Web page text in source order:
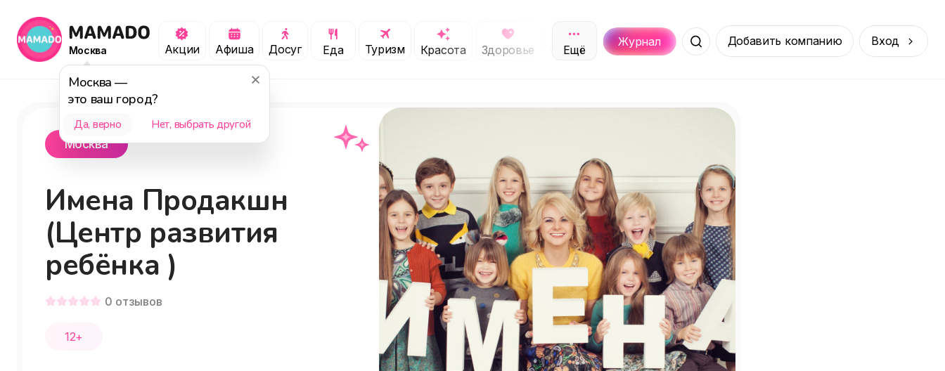
Москва
Москва —
это ваш город?
Да, верно Нет, выбрать другой
Акции Афиша Досуг Еда Туризм Красота Здоровье Обучение Спорт Услуги Покупки Онлайн
Ещё
Журнал Места Добавить компанию Вход
Москва
Имена Продакшн
(Центр развития
ребёнка )
0 отзывов
12+